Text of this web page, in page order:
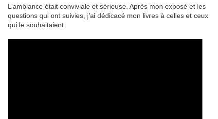
L’ambiance était conviviale et sérieuse. Après mon exposé et les
questions qui ont suivies, j’ai dédicacé mon livres à celles et ceux
qui le souhaitaient.